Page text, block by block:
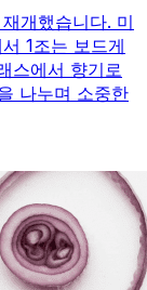
개했습니다. 미
1조는 보드게
스에서 향기로
나누며 소중한